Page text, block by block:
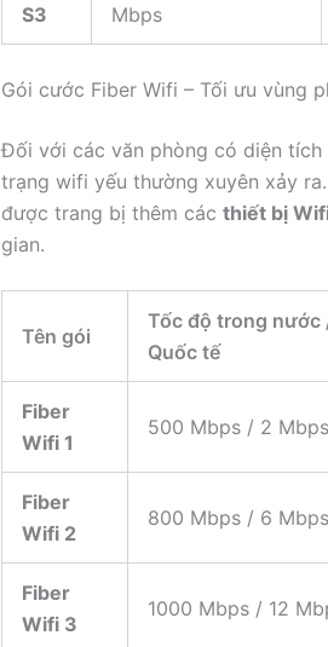
S3
Mbps
Gói cước Fiber Wifi – Tối ưu vùng
Đối với các văn phòng có diện tích
trạng wifi yếu thường xuyên xảy
được trang bị thêm các thiết bị
gian.
Tên gói
Tốc độ trong nước
Quốc tế
Fiber
Wifi 1
500 Mbps / 2 Mbps
Fiber
Wifi 2
800 Mbps / 6 Mbps
Fiber
Wifi 3
1000 Mbps / 12